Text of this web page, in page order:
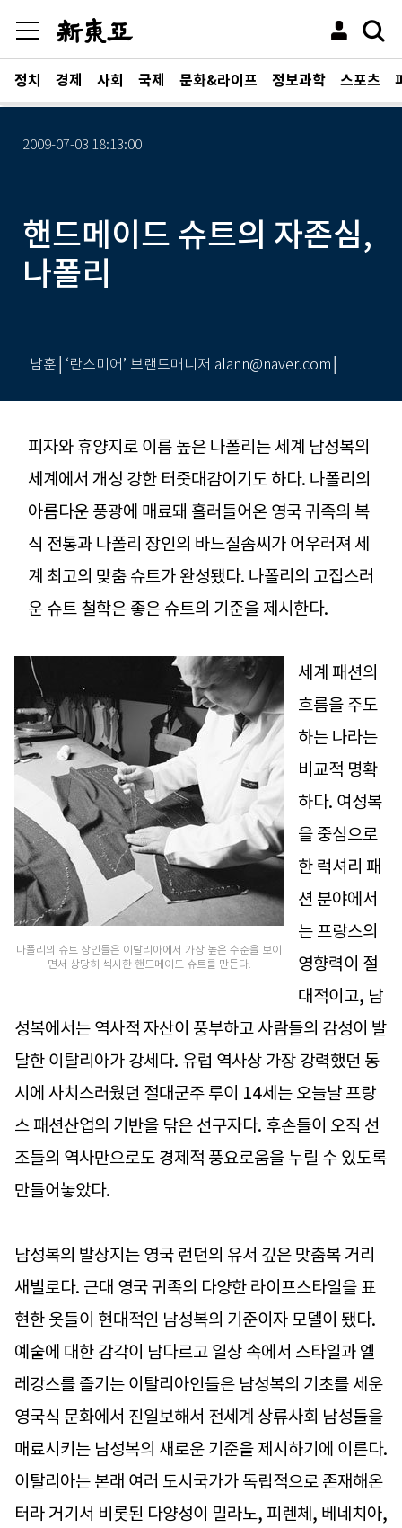
정치 경제 사회 국제 문화&라이프 정보과학 스포츠
2009-07-03 18:13:00
핸드메이드 슈트의 자존심,
나폴리
남훈│‘란스미어’ 브랜드매니저 alann@naver.com│
피자와 휴양지로 이름 높은 나폴리는 세계 남성복의
세계에서 개성 강한 터줏대감이기도 하다. 나폴리의
아름다운 풍광에 매료돼 흘러들어온 영국 귀족의 복
식 전통과 나폴리 장인의 바느질솜씨가 어우러져 세
계 최고의 맞춤 슈트가 완성됐다. 나폴리의 고집스러
운 슈트 철학은 좋은 슈트의 기준을 제시한다.
나폴리의 슈트 장인들은 이탈리아에서 가장 높은 수준을 보이
면서 상당히 섹시한 핸드메이드 슈트를 만든다.
세계 패션의
흐름을 주도
하는 나라는
비교적 명확
하다. 여성복
을 중심으로
한 럭셔리 패
션 분야에서
는 프랑스의
영향력이 절
대적이고, 남
성복에서는 역사적 자산이 풍부하고 사람들의 감성이 발
달한 이탈리아가 강세다. 유럽 역사상 가장 강력했던 동
시에 사치스러웠던 절대군주 루이 14세는 오늘날 프랑
스 패션산업의 기반을 닦은 선구자다. 후손들이 오직 선
조들의 역사만으로도 경제적 풍요로움을 누릴 수 있도록
만들어놓았다.
남성복의 발상지는 영국 런던의 유서 깊은 맞춤복 거리
새빌로다. 근대 영국 귀족의 다양한 라이프스타일을 표
현한 옷들이 현대적인 남성복의 기준이자 모델이 됐다.
예술에 대한 감각이 남다르고 일상 속에서 스타일과 엘
레강스를 즐기는 이탈리아인들은 남성복의 기초를 세운
영국식 문화에서 진일보해서 전세계 상류사회 남성들을
매료시키는 남성복의 새로운 기준을 제시하기에 이른다.
이탈리아는 본래 여러 도시국가가 독립적으로 존재해온
터라 거기서 비롯된 다양성이 밀라노, 피렌체, 베네치아,